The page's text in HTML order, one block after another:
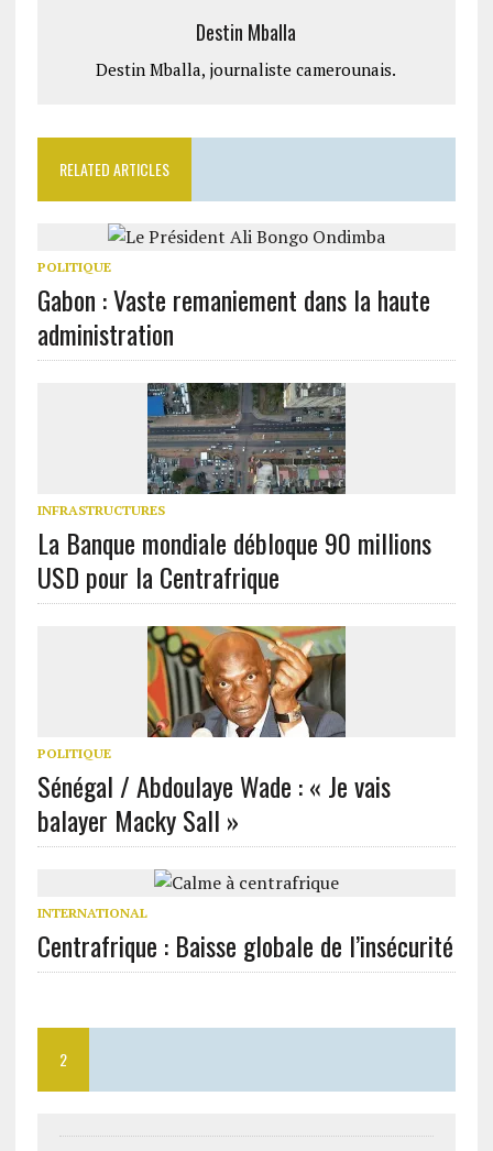
Destin Mballa
Destin Mballa, journaliste camerounais.
RELATED ARTICLES
POLITIQUE
Gabon : Vaste remaniement dans la haute
administration
INFRASTRUCTURES
La Banque mondiale débloque 90 millions
USD pour la Centrafrique
POLITIQUE
Sénégal / Abdoulaye Wade : « Je vais
balayer Macky Sall »
INTERNATIONAL
Centrafrique : Baisse globale de l’insécurité
2